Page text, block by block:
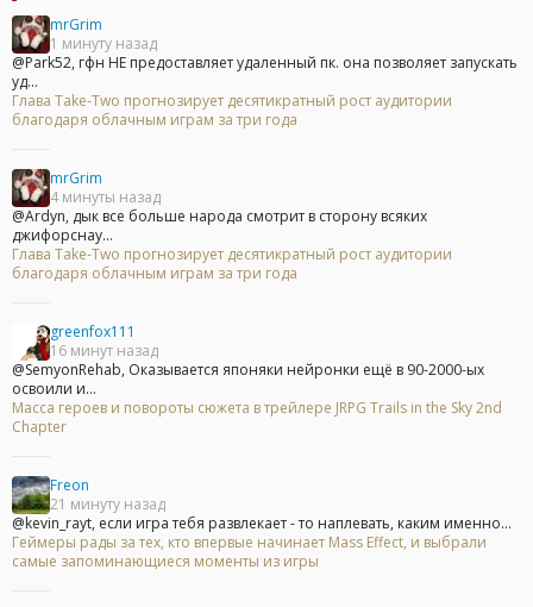
mrGrim
1 минуту назад
@Park52, гфн НЕ предоставляет удаленный пк. она позволяет запускать
уд...
Глава Take-Two прогнозирует десятикратный рост аудитории
благодаря облачным играм за три года
mrGrim
4 минуты назад
@Ardyn, дык все больше народа смотрит в сторону всяких
джифорснау...
Глава Take-Two прогнозирует десятикратный рост аудитории
благодаря облачным играм за три года
greenfox111
16 минут назад
@SemyonRehab, Оказывается японяки нейронки ещё в 90-2000-ых
освоили и...
Масса героев и повороты сюжета в трейлере JRPG Trails in the Sky 2nd
Chapter
Freon
21 минуту назад
@kevin_rayt, если игра тебя развлекает - то наплевать, каким именно...
Геймеры рады за тех, кто впервые начинает Mass Effect, и выбрали
самые запоминающиеся моменты из игры